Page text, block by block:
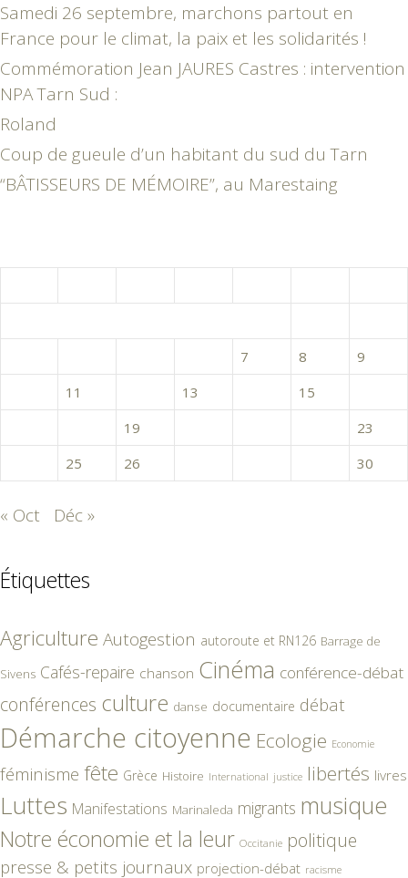
Samedi 26 septembre, marchons partout en
France pour le climat, la paix et les solidarités !
Commémoration Jean JAURES Castres : intervention
NPA Tarn Sud :
Roland
Coup de gueule d’un habitant du sud du Tarn
“BÂTISSEURS DE MÉMOIRE”, au Marestaing
7 8
9
11 13 15
19
23
25 26 30
« Oct Déc »
Étiquettes
Agriculture Autogestion autoroute et RN126 Barrage de
Sivens Cafés-repaire chanson Cinéma conférence-débat
conférences culture danse documentaire débat
Démarche citoyenne Ecologie Economie
féminisme fête Grèce Histoire International justice libertés livres
Luttes Manifestations Marinaleda migrants musique
Notre économie et la leur Occitanie politique
presse & petits journaux projection-débat racisme